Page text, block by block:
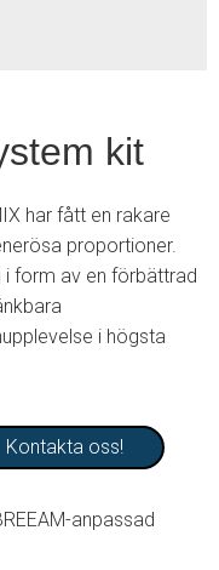
kit
har fått en rakare
proportioner.
i form av en förbättrad
i högsta
Kontakta oss!
anpassad